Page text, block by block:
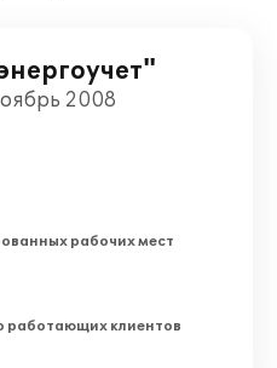
2008
рабочих мест
работающих клиентов